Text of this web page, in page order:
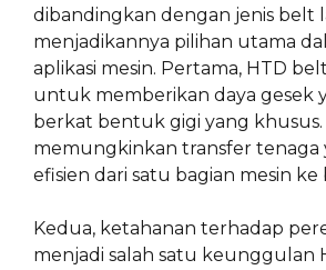
dibandingkan dengan jenis belt
menjadikannya pilihan utama
aplikasi mesin. Pertama, HTD
untuk memberikan daya gesek
berkat bentuk gigi yang khusus.
memungkinkan transfer tenaga
efisien dari satu bagian mesin ke
Kedua, ketahanan terhadap
menjadi salah satu keunggulan